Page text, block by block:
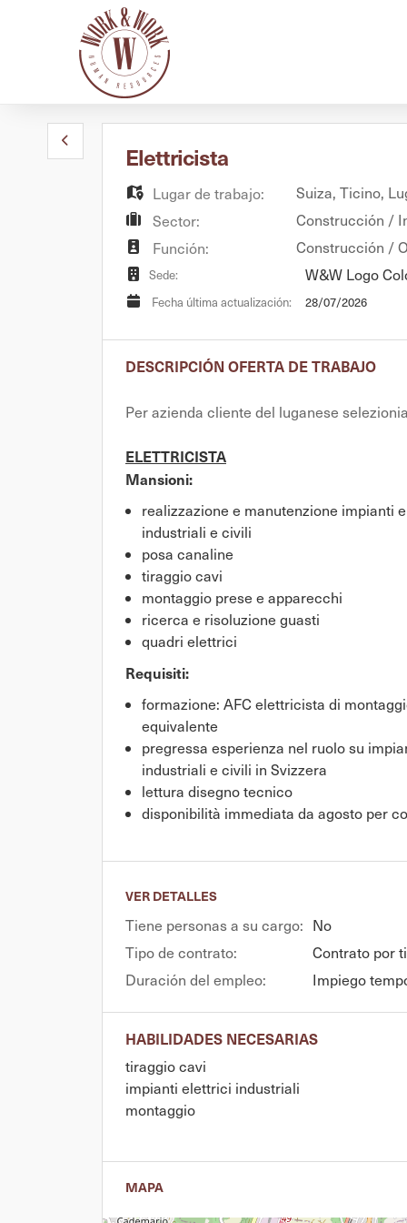
Elettricista
Lugar de trabajo: Suiza, Ticino,
Sector:
Construcción /
Función:
Construcción /
Sede: W&W Logo
Fecha última actualización: 28/07/2026
DESCRIPCIÓN OFERTA DE TRABAJO
Per azienda cliente del luganese
ELETTRICISTA
Mansioni:
realizzazione e manutenzione impianti
industriali e civili
posa canaline
tiraggio cavi
montaggio prese e apparecchi
ricerca e risoluzione guasti
quadri elettrici
Requisiti:
formazione: AFC elettricista di
equivalente
pregressa esperienza nel ruolo su
industriali e civili in Svizzera
lettura disegno tecnico
disponibilità immediata da agosto per
VER DETALLES
Tiene personas a su cargo: No
Tipo de contrato:
Contrato por
Duración del empleo:
Impiego
HABILIDADES NECESARIAS
tiraggio cavi
impianti elettrici industriali
montaggio
MAPA